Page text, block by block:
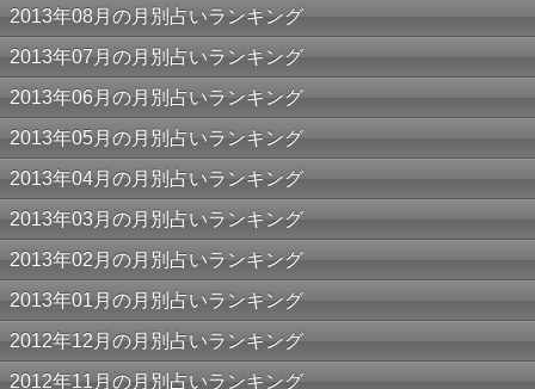
2013年08月の月別占いランキング
2013年07月の月別占いランキング
2013年06月の月別占いランキング
2013年05月の月別占いランキング
2013年04月の月別占いランキング
2013年03月の月別占いランキング
2013年02月の月別占いランキング
2013年01月の月別占いランキング
2012年12月の月別占いランキング
2012年11月の月別占いランキング